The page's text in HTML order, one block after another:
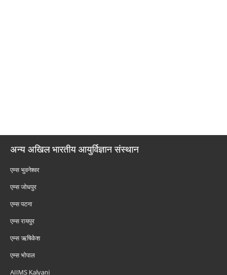
अन्य अखिल भारतीय आयुर्विज्ञान संस्थान
एम्‍स भुवनेश्वर
एम्‍स जोधपुर
एम्‍स पटना
एम्‍स रायपुर
एम्‍स ऋषिकेश
एम्‍स भोपाल
AIIMS Kalyani